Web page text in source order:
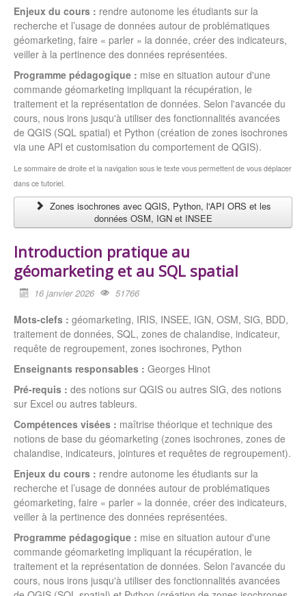
Enjeux du cours : rendre autonome les étudiants sur la
recherche et l’usage de données autour de problématiques
géomarketing, faire « parler » la donnée, créer des indicateurs,
veiller à la pertinence des données représentées.
Programme pédagogique : mise en situation autour d'une
commande géomarketing impliquant la récupération, le
traitement et la représentation de données. Selon l'avancée du
cours, nous irons jusqu'à utiliser des fonctionnalités avancées
de QGIS (SQL spatial) et Python (création de zones isochrones
via une API et customisation du comportement de QGIS).
Le sommaire de droite et la navigation sous le texte vous permettent de vous déplacer
dans ce tutoriel.
Zones isochrones avec QGIS, Python, l'API ORS et les
données OSM, IGN et INSEE
Introduction pratique au
géomarketing et au SQL spatial
16 janvier 2026 51766
Mots-clefs : géomarketing, IRIS, INSEE, IGN, OSM, SIG, BDD,
traitement de données, SQL, zones de chalandise, indicateur,
requête de regroupement, zones isochrones, Python
Enseignants responsables : Georges Hinot
Pré-requis : des notions sur QGIS ou autres SIG, des notions
sur Excel ou autres tableurs.
Compétences visées : maîtrise théorique et technique des
notions de base du géomarketing (zones isochrones, zones de
chalandise, indicateurs, jointures et requêtes de regroupement).
Enjeux du cours : rendre autonome les étudiants sur la
recherche et l’usage de données autour de problématiques
géomarketing, faire « parler » la donnée, créer des indicateurs,
veiller à la pertinence des données représentées.
Programme pédagogique : mise en situation autour d'une
commande géomarketing impliquant la récupération, le
traitement et la représentation de données. Selon l'avancée du
cours, nous irons jusqu'à utiliser des fonctionnalités avancées